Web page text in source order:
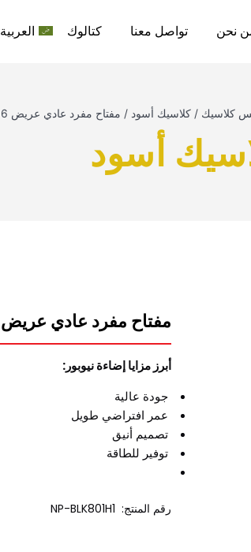
نحن تواصل معنا كتالوك العربية
كلاسيك / كلاسيك أسود / مفتاح مفرد عادي عريض 16 امبير 7*7 اسود نيوباور
أسود
مفتاح مفرد عادي عريض 16 امبير 7*7 اسود نيوباور
أبرز مزايا إضاءة نيوبور:
جودة عالية
عمر افتراضي طويل
تصميم أنيق
توفير للطاقة
رقم المنتج: NP-BLK801H1